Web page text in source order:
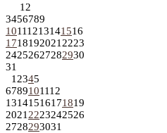
1 2
3456789
10111213141516
1718192021 2223
24252627282930
31
1 2345
6789101112
13141516171819
2021 2223242526
2728293031